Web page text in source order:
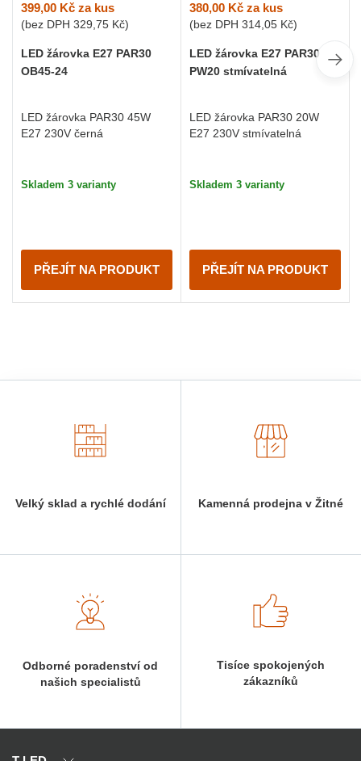
399,00 Kč za kus
(bez DPH 329,75 Kč)
LED žárovka E27 PAR30
OB45-24
LED žárovka PAR30 45W
E27 230V černá
Skladem 3 varianty
PŘEJÍT NA PRODUKT
380,00 Kč za kus
(bez DPH 314,05 Kč)
LED žárovka E27 PAR30
PW20 stmívatelná
LED žárovka PAR30 20W
E27 230V stmívatelná
Skladem 3 varianty
PŘEJÍT NA PRODUKT
Velký sklad a rychlé dodání Kamenná prodejna v Žitné
Odborné poradenství od
našich specialistů
Tisíce spokojených
zákazníků